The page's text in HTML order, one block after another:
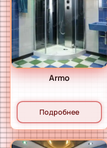
Armo
Подробнее